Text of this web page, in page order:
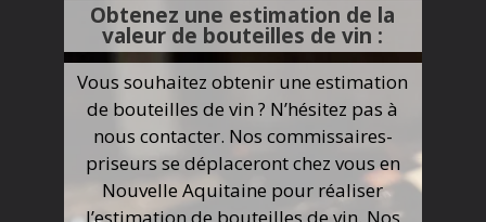
Obtenez une estimation de la
valeur de bouteilles de vin :
Vous souhaitez obtenir une estimation
de bouteilles de vin ? N’hésitez pas à
nous contacter. Nos commissaires-
priseurs se déplaceront chez vous en
Nouvelle Aquitaine pour réaliser